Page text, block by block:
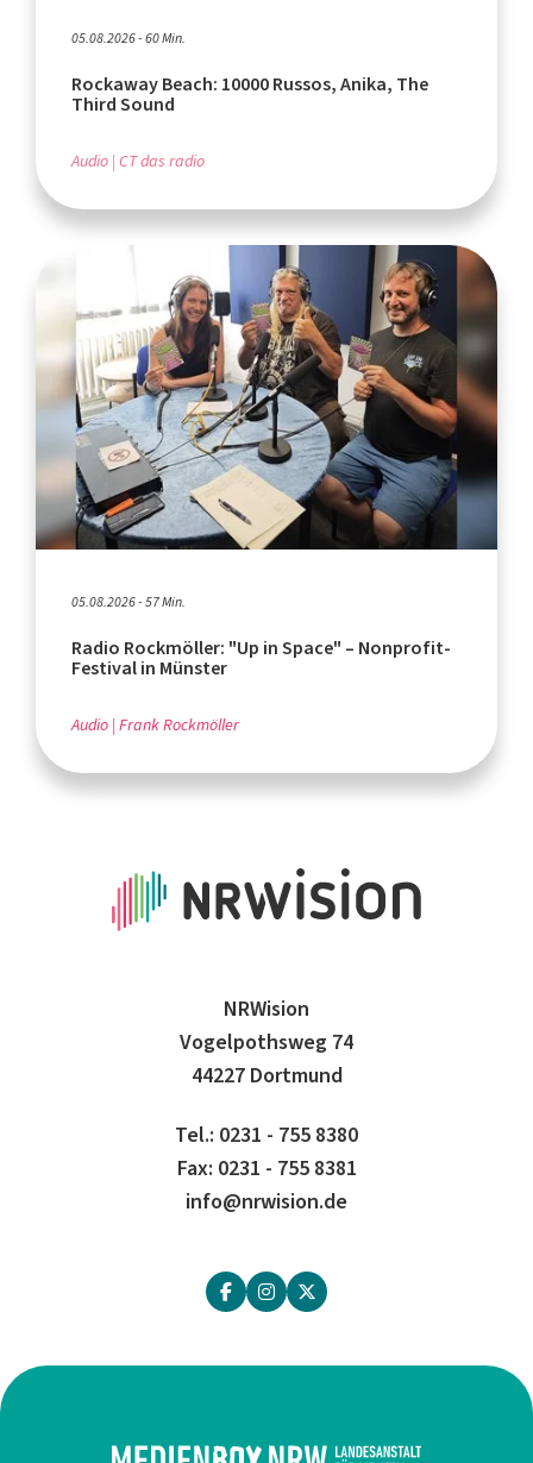
05.08.2026 - 60 Min.
Rockaway Beach: 10000 Russos, Anika, The
Third Sound
Audio CT das radio
05.08.2026 - 57 Min.
Radio Rockmöller: "Up in Space" – Nonprofit-
Festival in Münster
Audio Frank Rockmöller
NRWision
Vogelpothsweg 74
44227 Dortmund
Tel.: 0231 - 755 8380
Fax: 0231 - 755 8381
info@nrwision.de